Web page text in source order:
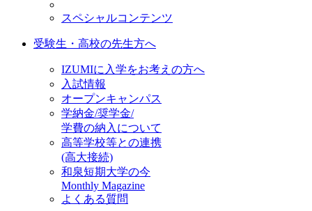
スペシャルコンテンツ
受験生・高校の先生方へ
IZUMIに入学をお考えの方へ
入試情報
オープンキャンパス
学納金/奨学金/
学費の納入について
高等学校等との連携
(高大接続)
和泉短期大学の今
Monthly Magazine
よくある質問